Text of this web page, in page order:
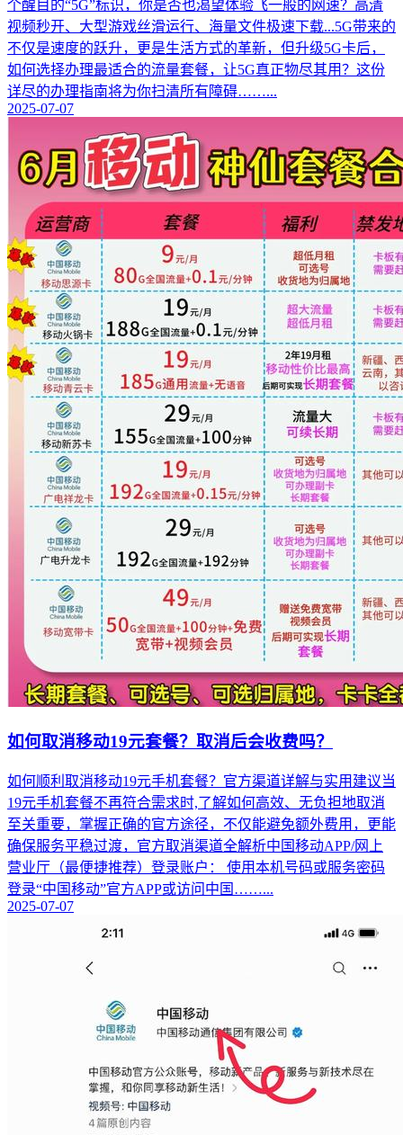
个醒目的“5G”标识，你是否也渴望体验飞一般的网速？高清
视频秒开、大型游戏丝滑运行、海量文件极速下载...5G带来的
不仅是速度的跃升，更是生活方式的革新，但升级5G卡后，
如何选择办理最适合的流量套餐，让5G真正物尽其用？这份
详尽的办理指南将为你扫清所有障碍……...
2025-07-07
如何取消移动19元套餐？取消后会收费吗？
如何顺利取消移动19元手机套餐？官方渠道详解与实用建议当
19元手机套餐不再符合需求时,了解如何高效、无负担地取消
至关重要，掌握正确的官方途径，不仅能避免额外费用，更能
确保服务平稳过渡，官方取消渠道全解析中国移动APP/网上
营业厅（最便捷推荐）登录账户： 使用本机号码或服务密码
登录“中国移动”官方APP或访问中国……...
2025-07-07